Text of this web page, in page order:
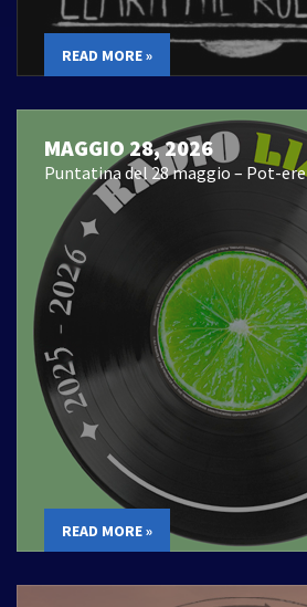
READ MORE »
MAGGIO 28, 2026
Puntatina del 28 maggio – Pot-ere
READ MORE »